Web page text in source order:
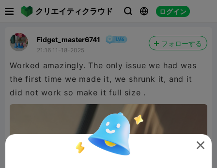
クリエイティクラウド   ログイン
Fidget_master6741
21:16 11-18-2025
フォローする
Worked amazingly. The only issue we had was
the first time we made it, we shrunk it, and it
did not work so make it full size .
